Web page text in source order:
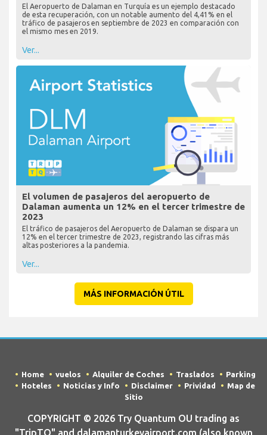
El Aeropuerto de Dalaman en Turquía es un ejemplo destacado
de esta recuperación, con un notable aumento del 4,41% en el
tráfico de pasajeros en septiembre de 2023 en comparación con
el mismo mes en 2019.
Ver...
El volumen de pasajeros del aeropuerto de
Dalaman aumenta un 12% en el tercer trimestre de
2023
El tráfico de pasajeros del Aeropuerto de Dalaman se dispara un
12% en el tercer trimestre de 2023, registrando las cifras más
altas posteriores a la pandemia.
Ver...
MÁS INFORMACIÓN ÚTIL
Home vuelos Alquiler de Coches Traslados
Parking
Hoteles
Noticias y Info Disclaimer Prividad
Map de
Sitio
COPYRIGHT © 2026 Try Quantum OU trading as
"TripTQ" and dalamanturkeyairport.com (also known